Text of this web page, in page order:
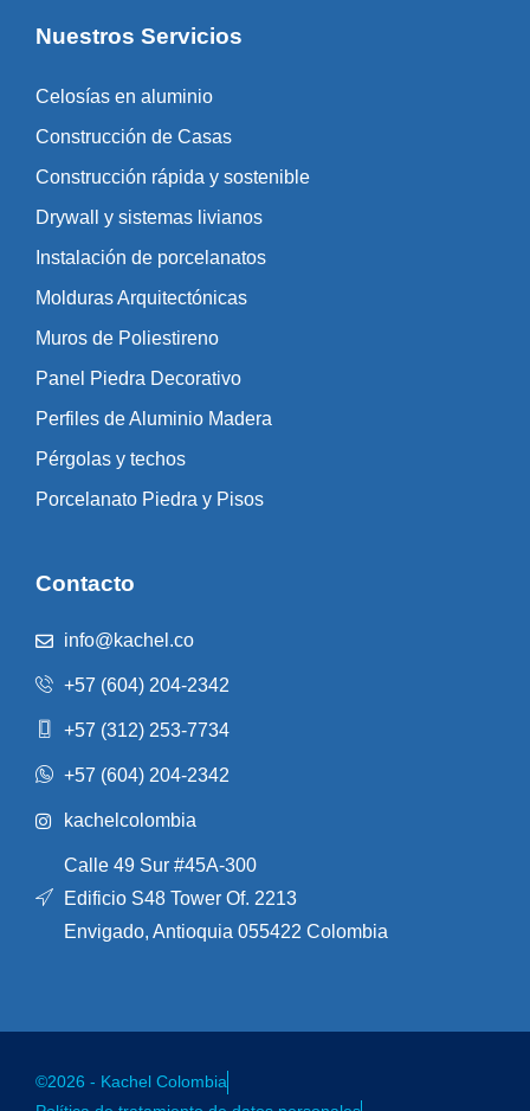
Nuestros Servicios
Celosías en aluminio
Construcción de Casas
Construcción rápida y sostenible
Drywall y sistemas livianos
Instalación de porcelanatos
Molduras Arquitectónicas
Muros de Poliestireno
Panel Piedra Decorativo
Perfiles de Aluminio Madera
Pérgolas y techos
Porcelanato Piedra y Pisos
Contacto
info@kachel.co
+57 (604) 204-2342
+57 (312) 253-7734
+57 (604) 204-2342
kachelcolombia
Calle 49 Sur #45A-300
Edificio S48 Tower Of. 2213
Envigado, Antioquia 055422 Colombia
©2026 - Kachel Colombia